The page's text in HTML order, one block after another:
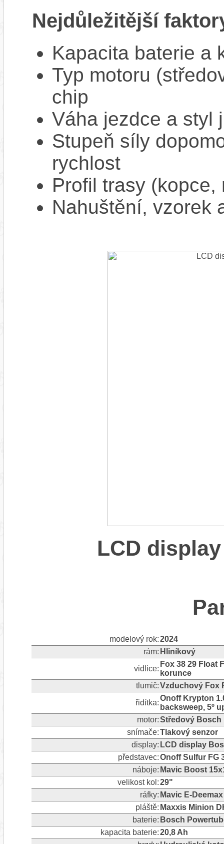
Nejdůležitější
Kapacita baterie a
Typ motoru
chip
Váha jezdce a styl
Stupeň síly
rychlost
Profil trasy
Nahuštění, vzorek
LCD
modelový rok:2024
rám: Hliníkový
vidlice:
Fox 38 29 Float
korunce
tlumič:Vzduchový Fox
řidítka:
Onoff Krypton
backsweep, 5º
motor:Středový Bosch
snímače:Tlakový senzor
display: LCD display
představec:Onoff Sulfur FG
náboje: Mavic Boost
velikost kol:29"
ráfky: Mavic E-
pláště: Maxxis Minion
baterie: Bosch
kapacita baterie:20,8 Ah